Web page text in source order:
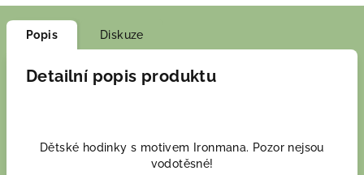
Popis Diskuze
Detailní popis produktu
Dětské hodinky s motivem Ironmana. Pozor nejsou
vodotěsné!